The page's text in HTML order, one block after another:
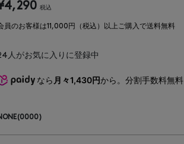
税込
員のお客様は11,000円（税込）以上ご購入で送料無料
人がお気に入りに登録中
なら 月々1,430円から。分割手数料無料